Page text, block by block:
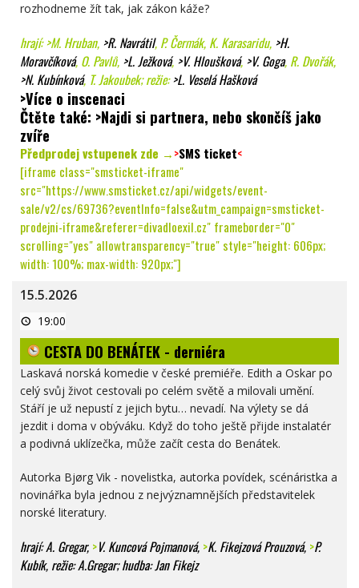
rozhodneme žít tak, jak zákon káže?
hrají:>M. Hruban, >R. Navrátil, P. Čermák, K. Karasaridu, >H.
Moravčíková, O. Pavlů, >L. Ježková, >V. Hloušková, >V. Goga, R. Dvořák,
>N. Kubínková, T. Jakoubek; režie:>L. Veselá Hašková
>Více o inscenaci
Čtěte také: >Najdi si partnera, nebo skončíš jako
zvíře
Předprodej vstupenek zde →>SMS ticket<
[iframe class="smsticket-iframe"
src="https://www.smsticket.cz/api/widgets/event-
sale/v2/cs/69736?eventInfo=false&utm_campaign=smsticket-
prodejni-iframe&referer=divadloexil.cz" frameborder="0"
scrolling="yes" allowtransparency="true" style="height: 606px;
width: 100%; max-width: 920px;"]
15.5.2026
CESTA
DO
BENÁTEK
derniéra
19:00
CESTA DO BENÁTEK - derniéra
Laskavá norská komedie v české premiéře. Edith a Oskar po
celý svůj život cestovali po celém světě a milovali umění.
Stáří je už nepustí z jejich bytu… nevadí. Na výlety se dá
jezdit i doma v obýváku. Když do toho ještě přijde instalatér
a podivná uklízečka, může začít cesta do Benátek.
Autorka Bjørg Vik - novelistka, autorka povídek, scénáristka a
novinářka byla jednou z nejvýznamnějších představitelek
norské literatury.
hrají: A. Gregar, >V. Kuncová Pojmanová, >K. Fikejzová Prouzová, >P.
Kubík, režie: A.Gregar; hudba: Jan Fikejz